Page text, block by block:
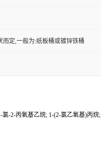
而定,一般为:纸板桶或镀锌铁桶
-2-丙氧基乙烷; 1-(2-氯乙氧基)丙烷;